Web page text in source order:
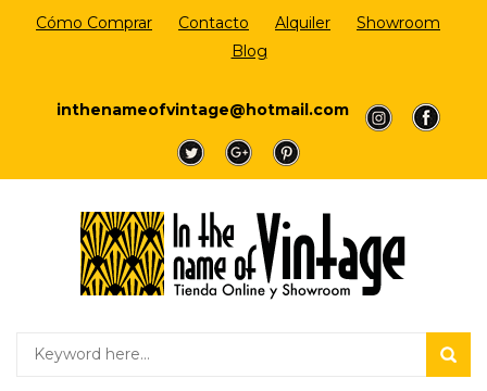
Cómo Comprar Contacto Alquiler
Showroom
Blog
inthenameofvintage@hotmail.com
a
a
a
a a